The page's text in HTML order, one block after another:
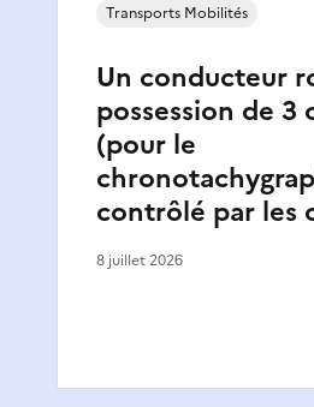
Un conducteur
possession de 3
(pour le
contrôlé par les
Transports Mobilités
8 juillet 2026